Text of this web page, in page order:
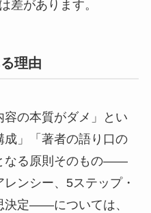
差があります。
理由
の本質がダメ」とい
成」「著者の語り口の
なる原則そのもの——
ンシー、5ステップ・
決定——については、